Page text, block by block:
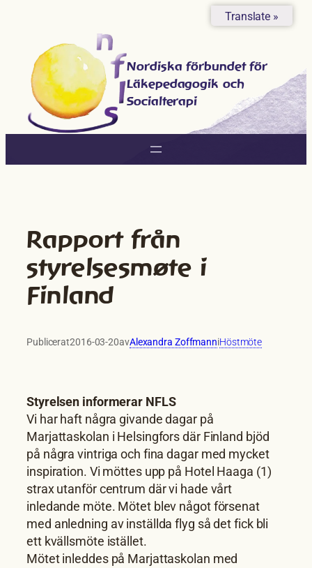
innehåll
Nordiska förbundet för
Läkepedagogik och
Socialterapi
Rapport från
styrelsesmøte i
Finland
Publicerat2016-03-20avAlexandra ZoffmanniHöstmöte
Styrelsen informerar NFLS
Vi har haft några givande dagar på
Marjattaskolan i Helsingfors där Finland bjöd
på några vintriga och fina dagar med mycket
inspiration. Vi möttes upp på Hotel Haaga (1)
strax utanför centrum där vi hade vårt
inledande möte. Mötet blev något försenat
med anledning av inställda flyg så det fick bli
ett kvällsmöte istället.
Mötet inleddes på Marjattaskolan med
Translate »